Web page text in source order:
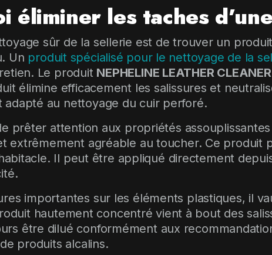
éliminer les taches
sûr de la sellerie est de trouver un
Un produit spécialisé pour le nettoyage de la
Le produit NEPHELINE LEATHER CLEANER
élimine efficacement les salissures et
adapté au nettoyage du cuir perforé.
prêter attention aux propriétés
extrêmement agréable au toucher. Ce produit
Il peut être appliqué directement
importantes sur les éléments plastiques, il
hautement concentré vient à bout des
être dilué conformément aux
produits alcalins.